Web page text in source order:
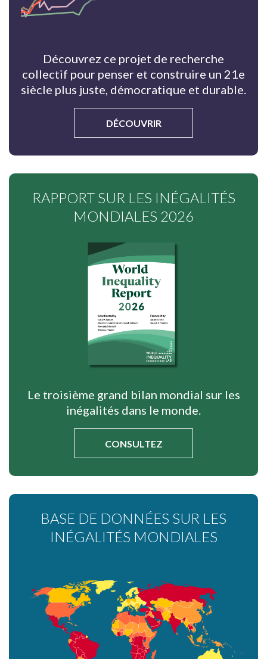
Découvrez ce projet de recherche
collectif pour penser et construire un 21e
siècle plus juste, démocratique et durable.
DÉCOUVRIR
RAPPORT SUR LES INÉGALITÉS
MONDIALES 2026
Le troisième grand bilan mondial sur les
inégalités dans le monde.
CONSULTEZ
BASE DE DONNÉES SUR LES
INÉGALITÉS MONDIALES